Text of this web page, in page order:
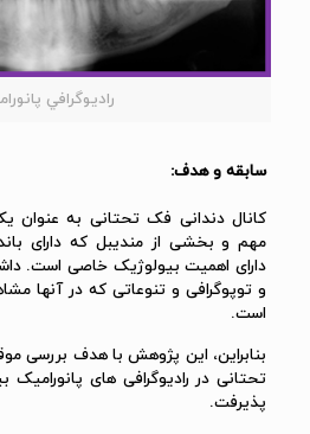
راديوگرافي
سابقه و هدف:
کانال دندانی فک تحتانی به عنوان
مهم و بخشی از مندیبل که دارای
دارای اهمیت بیولوژیک خاصی است.
و توپوگرافی و تنوعاتی که در آنها
است.
بنابراین، این پژوهش با هدف بررسی
تحتانی در رادیوگرافی های پانورامیک
پذیرفت.